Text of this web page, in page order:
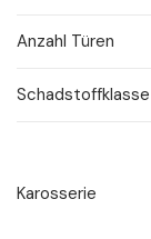
Anzahl Türen
Schadstoffklasse
Karosserie